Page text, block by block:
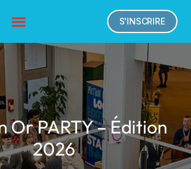
S'INSCRIRE
Or PARTY – Édition
2026